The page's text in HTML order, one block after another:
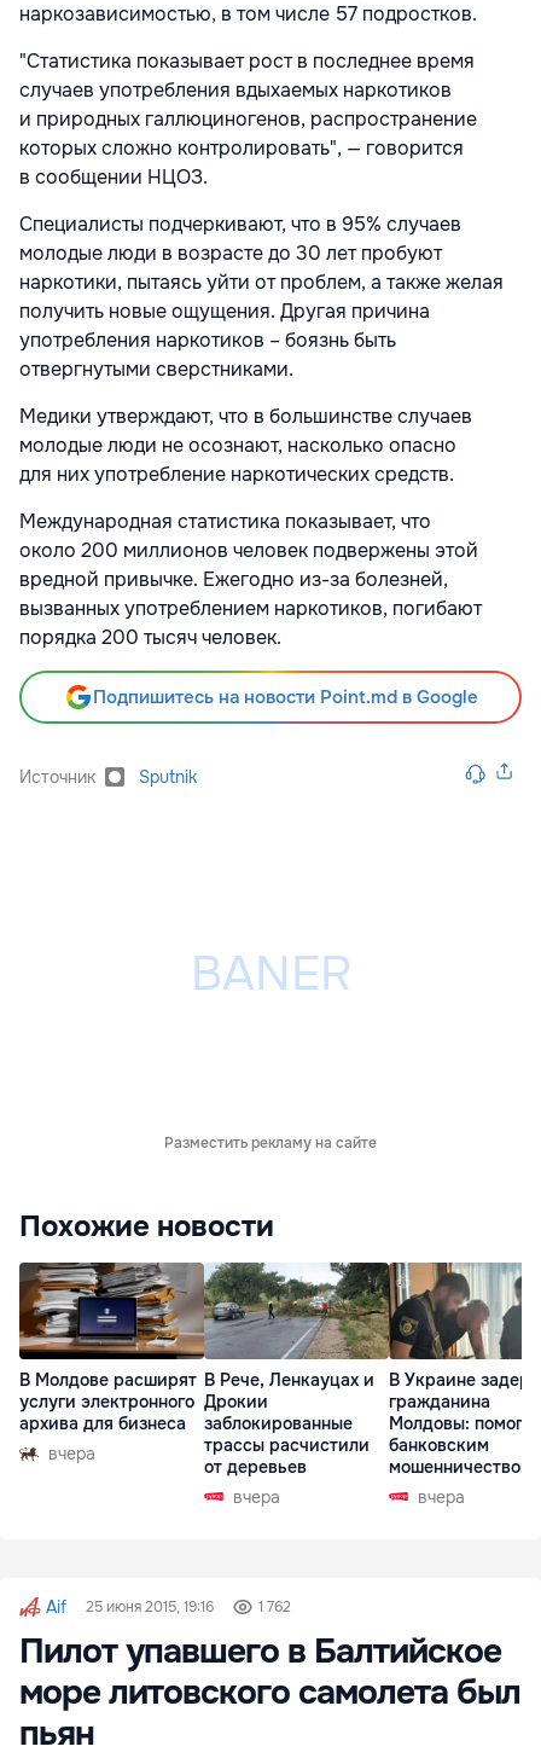
наркозависимостью, в том числе 57 подростков.
"Статистика показывает рост в последнее время
случаев употребления вдыхаемых наркотиков
и природных галлюциногенов, распространение
которых сложно контролировать", — говорится
в сообщении НЦОЗ.
Специалисты подчеркивают, что в 95% случаев
молодые люди в возрасте до 30 лет пробуют
наркотики, пытаясь уйти от проблем, а также желая
получить новые ощущения. Другая причина
употребления наркотиков – боязнь быть
отвергнутыми сверстниками.
Медики утверждают, что в большинстве случаев
молодые люди не осознают, насколько опасно
для них употребление наркотических средств.
Международная статистика показывает, что
около 200 миллионов человек подвержены этой
вредной привычке. Ежегодно из-за болезней,
вызванных употреблением наркотиков, погибают
порядка 200 тысяч человек.
Подпишитесь на новости Point.md в Google
Источник Sputnik
Разместить рекламу на сайте
Похожие новости
В Молдове расширят
услуги электронного
архива для бизнеса
вчера
В Рече, Ленкауцах и
Дрокии
заблокированные
трассы расчистили
от деревьев
вчера
В Украине
гражданина
Молдовы:
банковским
мошенничеством
Чехиивчера
Aif 25 июня 2015, 19:16 1 762
Пилот упавшего в Балтийское
море литовского самолета был
пьян